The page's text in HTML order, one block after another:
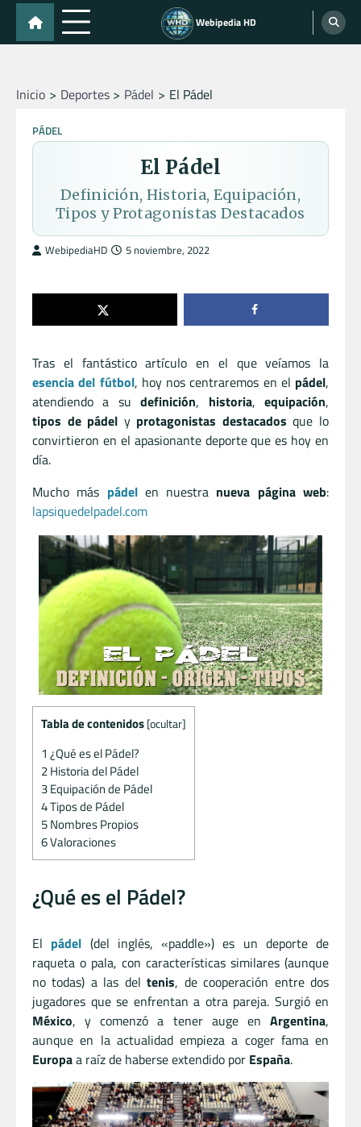
Skip
content
Webipedia HD
Inicio Deportes Pádel El Pádel
PÁDEL
El Pádel
Definición, Historia, Equipación,
Tipos y Protagonistas Destacados
WebipediaHD 5 noviembre, 2022
Tras el fantástico artículo en el que veíamos la
esencia del fútbol, hoy nos centraremos en el pádel,
atendiendo a sudefinición, historia,equipación,
tipos de pádel y protagonistas destacados que lo
convirtieron en el apasionante deporte que es hoy en
día.
Mucho más pádel en nuestra nueva página web:
lapsiquedelpadel.com
Tabla de contenidos [ocultar]
1 ¿Qué es el Pádel?
2Historia del Pádel
3Equipación de Pádel
4Tipos de Pádel
5Nombres Propios
6Valoraciones
¿Qué es el Pádel?
El pádel (del inglés, «paddle») es un deporte de
raqueta o pala, con características similares (aunque
no todas) a las deltenis, de cooperación entre dos
jugadores que se enfrentan a otra pareja. Surgió en
México, y comenzó a tener auge en Argentina,
aunque en la actualidad empieza a coger fama en
Europaa raíz de haberse extendido por España.